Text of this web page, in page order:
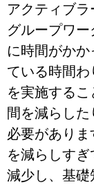
アクティブラ
グループワ
に時間がか
ている時間
を実施する
間を減らし
必要があり
を減らしす
減少し、基